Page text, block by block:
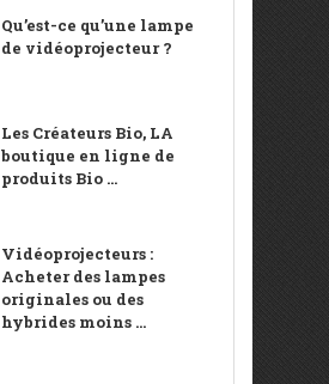
Qu’est-ce qu’une lampe
de vidéoprojecteur ?
Les Créateurs Bio, LA
boutique en ligne de
produits Bio ...
Vidéoprojecteurs :
Acheter des lampes
originales ou des
hybrides moins ...